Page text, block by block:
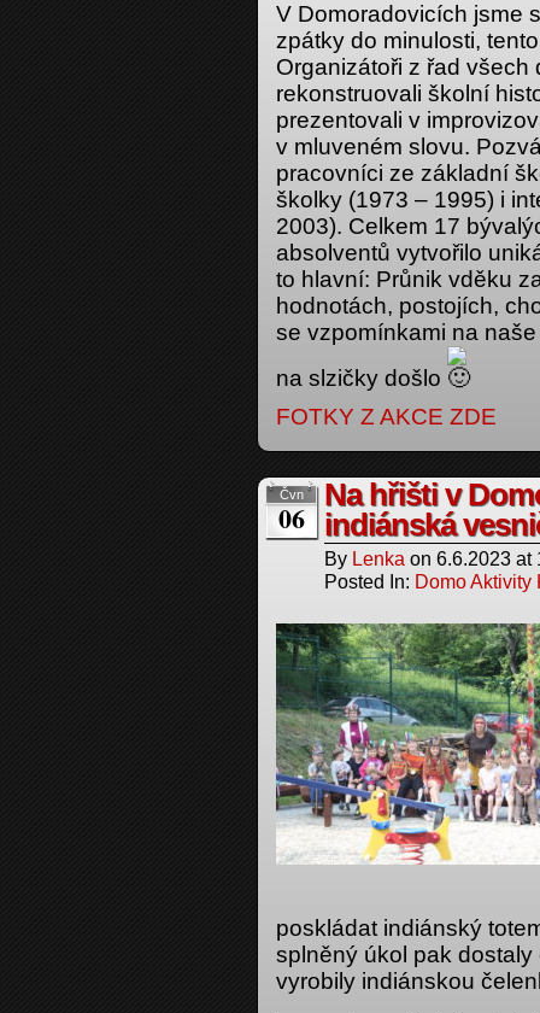
V Domoradovicích jsme
zpátky do minulosti,
Organizátoři z řad
rekonstruovali školní
prezentovali v
v mluveném slovu.
pracovníci ze základní
školky (1973 – 1995) i
2003). Celkem 17
absolventů vytvořilo
to hlavní: Průnik vděku
hodnotách, postojích,
se vzpomínkami na
na slzičky došlo
FOTKY Z AKCE ZDE
Čvn
06
Na hřišti v
indiánská
By Lenka on 6.6.2023 at
Posted In: Domo Aktivity
poskládat indiánský
splněný úkol pak
vyrobily indiánskou